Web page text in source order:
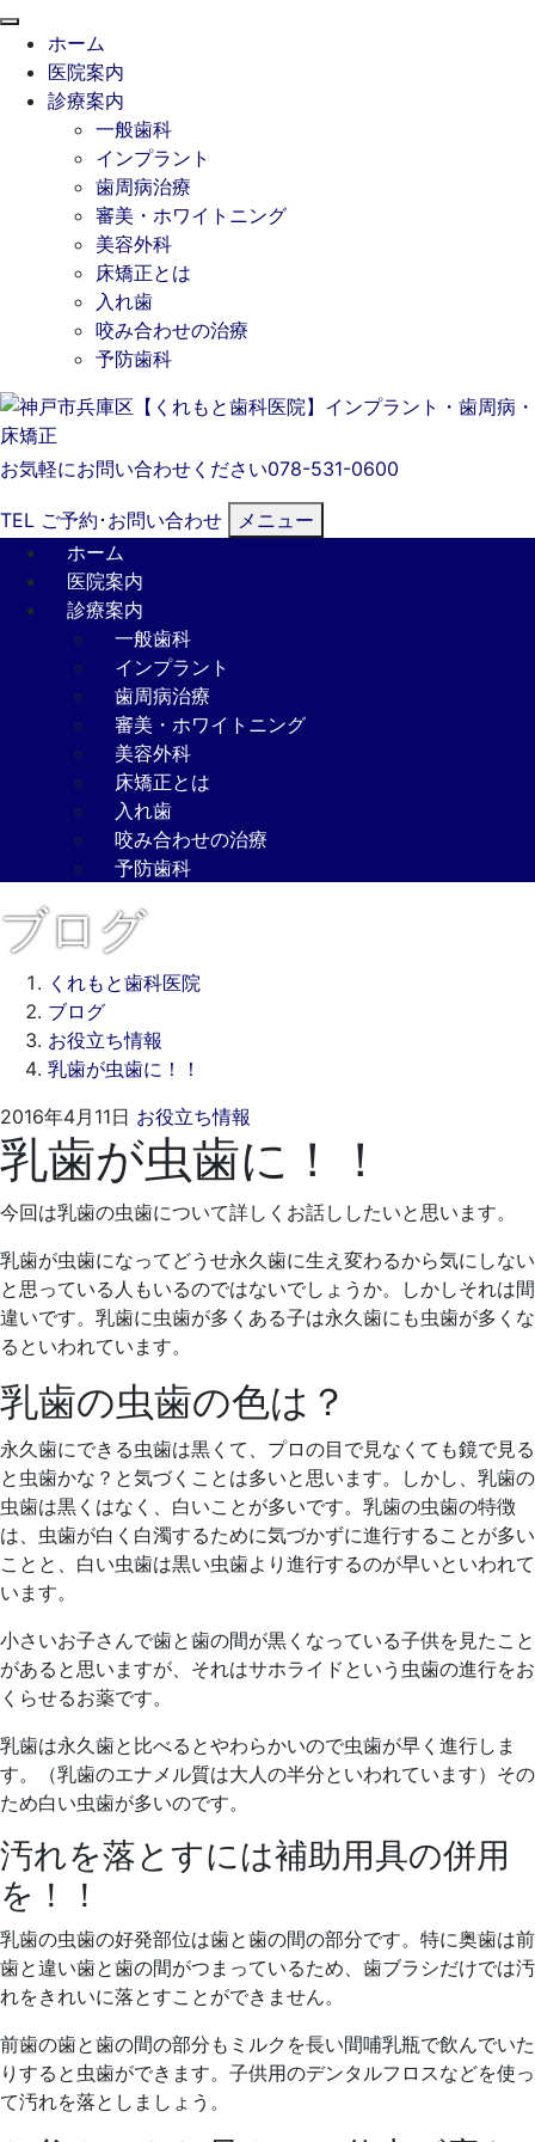
ホーム
医院案内
診療案内
一般歯科
インプラント
歯周病治療
審美・ホワイトニング
美容外科
床矯正とは
入れ歯
咬み合わせの治療
予防歯科
お気軽にお問い合わせください078-531-0600
TEL ご予約･ お問い合わせ
メニュー
ホーム
医院案内
診療案内
一般歯科
インプラント
歯周病治療
審美・ホワイトニング
美容外科
床矯正とは
入れ歯
咬み合わせの治療
予防歯科
ブログ
くれもと歯科医院
ブログ
お役立ち情報
乳歯が虫歯に！！
2016年4月11日 お役立ち情報
年
4
月
19
日
れ
も
と
歯
科
医
院
乳歯が虫歯に！！
今回は乳歯の虫歯について詳しくお話ししたいと思います。
乳歯が虫歯になってどうせ永久歯に生え変わるから気にしない
と思っている人もいるのではないでしょうか。しかしそれは間
違いです。乳歯に虫歯が多くある子は永久歯にも虫歯が多くな
るといわれています。
乳歯の虫歯の色は？
永久歯にできる虫歯は黒くて、プロの目で見なくても鏡で見る
と虫歯かな？と気づくことは多いと思います。しかし、乳歯の
虫歯は黒くはなく、白いことが多いです。乳歯の虫歯の特徴
は、虫歯が白く白濁するために気づかずに進行することが多い
ことと、白い虫歯は黒い虫歯より進行するのが早いといわれて
います。
小さいお子さんで歯と歯の間が黒くなっている子供を見たこと
があると思いますが、それはサホライドという虫歯の進行をお
くらせるお薬です。
乳歯は永久歯と比べるとやわらかいので虫歯が早く進行しま
す。（乳歯のエナメル質は大人の半分といわれています）その
ため白い虫歯が多いのです。
汚れを落とすには補助用具の併用
を！！
乳歯の虫歯の好発部位は歯と歯の間の部分です。特に奥歯は前
歯と違い歯と歯の間がつまっているため、歯ブラシだけでは汚
れをきれいに落とすことができません。
前歯の歯と歯の間の部分もミルクを長い間哺乳瓶で飲んでいた
りすると虫歯ができます。子供用のデンタルフロスなどを使っ
て汚れを落としましょう。